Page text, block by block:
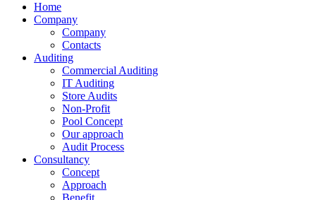
Home
Company
Company
Contacts
Auditing
Commercial Auditing
IT Auditing
Store Audits
Non-Profit
Pool Concept
Our approach
Audit Process
Consultancy
Concept
Approach
Benefit